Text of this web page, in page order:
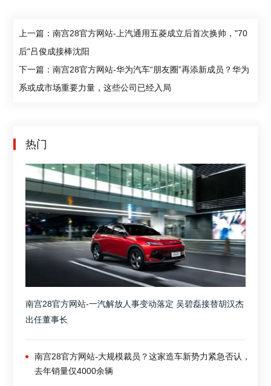
上一篇：南宫28官方网站-上汽通用五菱成立后首次换帅，"70
后"吕俊成接棒沈阳
下一篇：南宫28官方网站-华为汽车“朋友圈”再添新成员？华为
系或成市场重要力量，这些公司已经入局
热门
南宫28官方网站-一汽解放人事变动落定 吴碧磊接替胡汉杰
出任董事长
南宫28官方网站-大规模裁员？这家造车新势力紧急否认，
去年销量仅4000余辆